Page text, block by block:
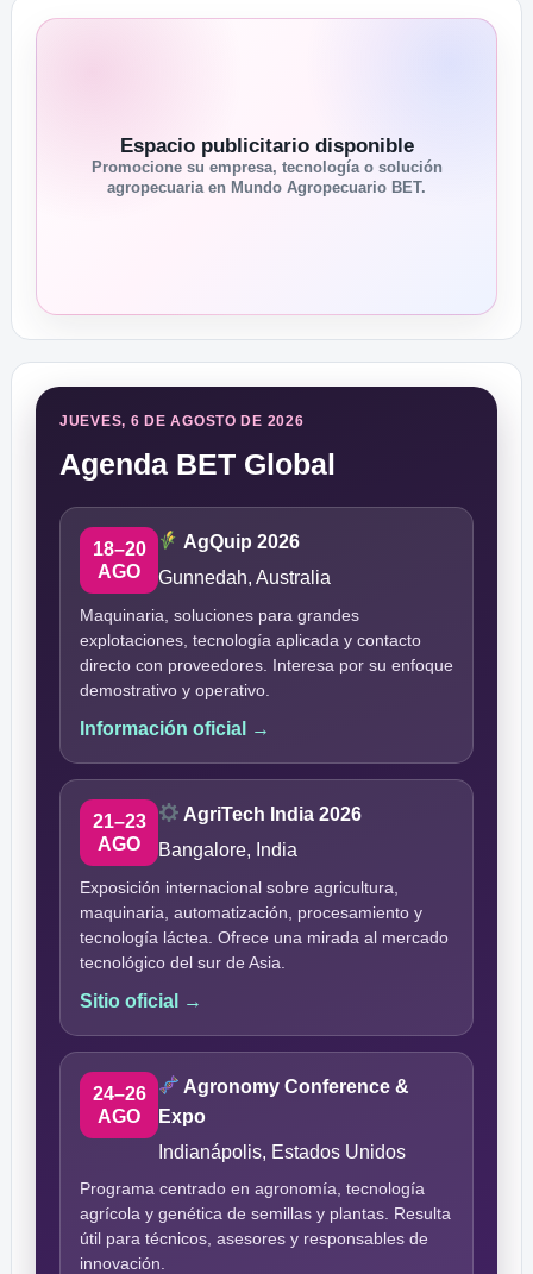
Espacio publicitario disponible
Promocione su empresa, tecnología o solución
agropecuaria en Mundo Agropecuario BET.
JUEVES, 6 DE AGOSTO DE 2026
Agenda BET Global
18–20
AGO
AgQuip 2026
Gunnedah, Australia
Maquinaria, soluciones para grandes
explotaciones, tecnología aplicada y contacto
directo con proveedores. Interesa por su enfoque
demostrativo y operativo.
Información oficial →
21–23
AGO
AgriTech India 2026
Bangalore, India
Exposición internacional sobre agricultura,
maquinaria, automatización, procesamiento y
tecnología láctea. Ofrece una mirada al mercado
tecnológico del sur de Asia.
Sitio oficial →
24–26
AGO
Agronomy Conference &
Expo
Indianápolis, Estados Unidos
Programa centrado en agronomía, tecnología
agrícola y genética de semillas y plantas. Resulta
útil para técnicos, asesores y responsables de
innovación.